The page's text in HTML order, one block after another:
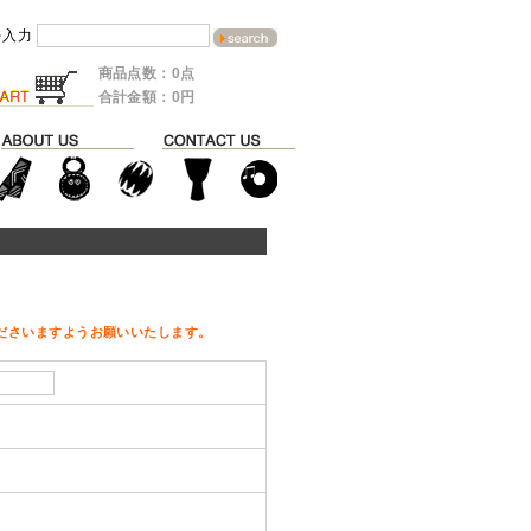
力
商品点数：0点
合計金額：0円
いますようお願いいたします。